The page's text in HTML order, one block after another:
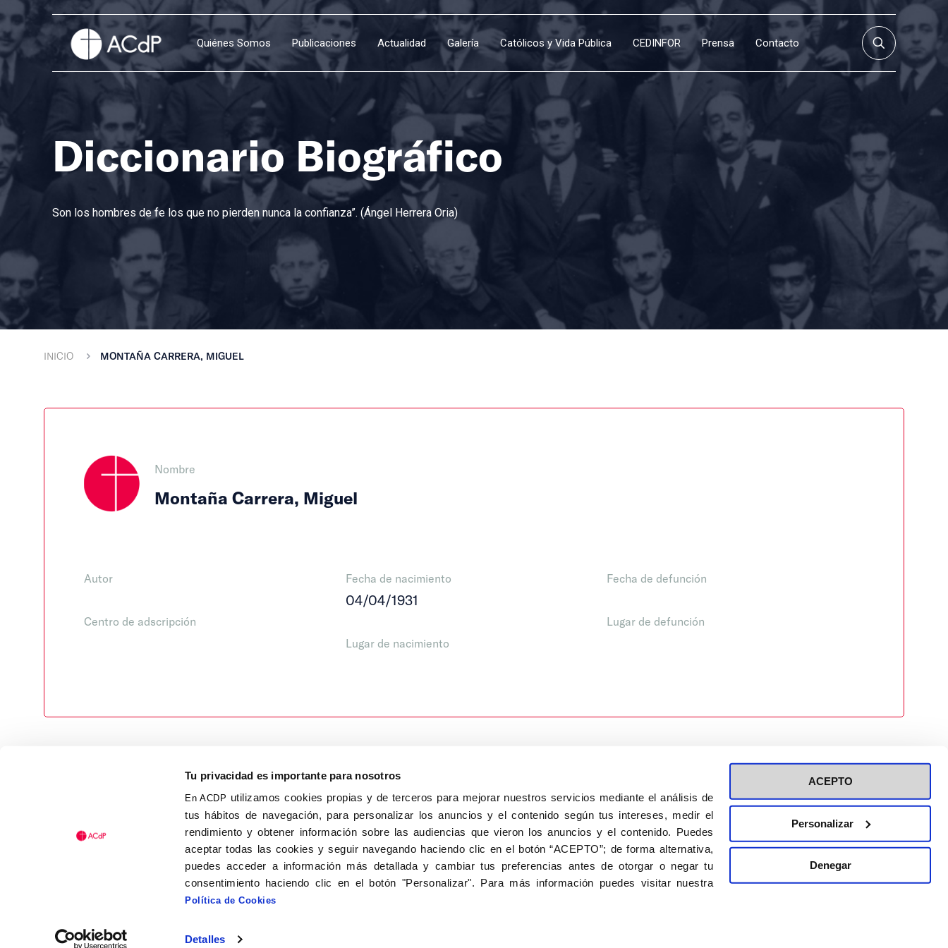
Tu privacidad es importante para nosotros
En ACDP utilizamos cookies propias y de terceros para mejorar nuestros servicios mediante el análisis de
tus hábitos de navegación, para personalizar los anuncios y el contenido según tus intereses, medir el
rendimiento y obtener información sobre las audiencias que vieron los anuncios y el contenido. Puedes
aceptar todas las cookies y seguir navegando haciendo clic en el botón “ACEPTO”; de forma alternativa,
puedes acceder a información más detallada y cambiar tus preferencias antes de otorgar o negar tu
consentimiento haciendo clic en el botón "Personalizar". Para más información puedes visitar nuestra
Política de Cookies
Detalles
ACEPTO
Personalizar
Denegar
Quiénes Somos Publicaciones Actualidad Galería Católicos y Vida Pública CEDINFOR Prensa Contacto
Diccionario Biográfico
Son los hombres de fe los que no pierden nunca la confianza”. (Ángel Herrera Oria)
INICIO MONTAÑA CARRERA, MIGUEL
Nombre
Montaña Carrera, Miguel
Autor
Centro de adscripción
Fecha de nacimiento
04/04/1931
Lugar de nacimiento
Fecha de defunción
Lugar de defunción
Calle Isaac Peral, 58 C.P.: 28040, Madrid
Tel (+34) 91 456 63 27
Fax: (+34) 91 535 19 98
acdp@acdp.es
Aviso Legal Inscripción a eventos
Política de privacidad de RRSS
Política de cookies